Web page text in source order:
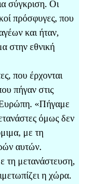
σύγκριση. Οι
πρόσφυγες, που
και ήταν,
στην εθνική
που έρχονται
πήγαν στις
«Πήγαμε
όμως δεν
με τη
αυτών.
τη μετανάστευση,
η χώρα.